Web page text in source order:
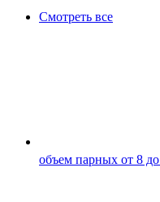
Смотреть все
объем парных от 8